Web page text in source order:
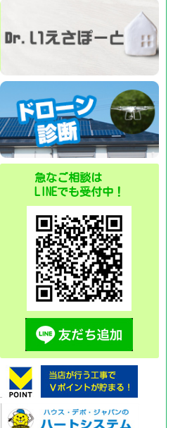
急なご相談は
LINEでも受付中！